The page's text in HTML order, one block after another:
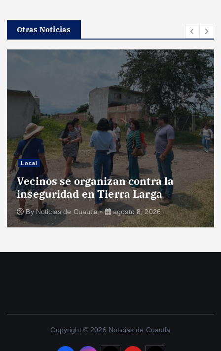
Otras Noticias
Local
Vecinos se organizan contra la
inseguridad en Tierra Larga
ByNoticias de Cuautla agosto 8, 2026
Copyright © 2026 Noticias de Cuautla